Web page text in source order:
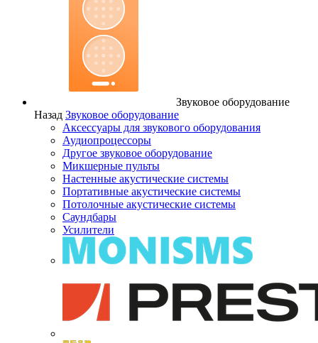
Звуковое оборудование
Назад Звуковое оборудование
Аксессуары для звукового оборудования
Аудиопроцессоры
Другое звуковое оборудование
Микшерные пульты
Настенные акустические системы
Портативные акустические системы
Потолочные акустические системы
Саундбары
Усилители